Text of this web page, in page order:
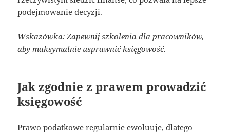
podejmowanie decyzji.
Wskazówka: Zapewnij szkolenia dla pracowników,
aby maksymalnie usprawnić księgowość.
Jak zgodnie z prawem prowadzić
księgowość
Prawo podatkowe regularnie ewoluuje, dlatego